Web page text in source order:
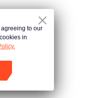
to our
in